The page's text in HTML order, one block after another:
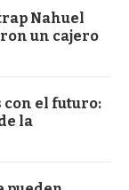
Nahuel
un cajero
con el futuro:
la